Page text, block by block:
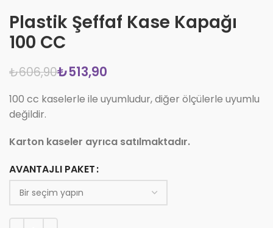
Plastik Şeffaf Kase Kapağı
100 CC
₺606,90₺513,90
100 cc kaselerle ile uyumludur, diğer ölçülerle uyumlu
değildir.
Karton kaseler ayrıca satılmaktadır.
AVANTAJLI PAKET